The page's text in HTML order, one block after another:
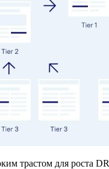
трастом для роста DR